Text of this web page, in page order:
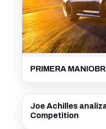
PRIMERA
Joe Achilles
Competition